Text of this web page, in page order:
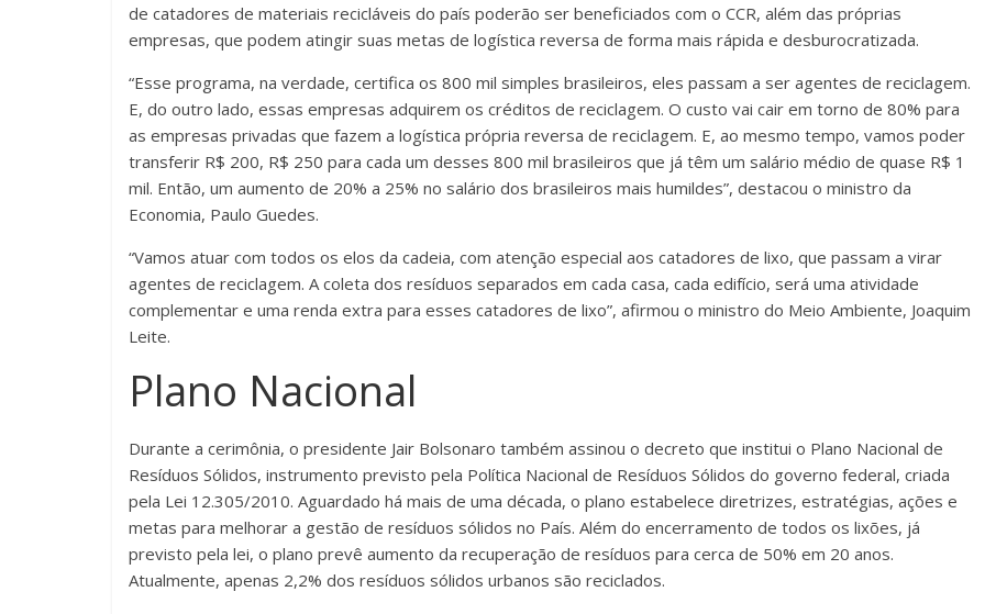
de catadores de materiais recicláveis do país poderão ser beneficiados com o CCR, além das próprias
empresas, que podem atingir suas metas de logística reversa de forma mais rápida e desburocratizada.
“Esse programa, na verdade, certifica os 800 mil simples brasileiros, eles passam a ser agentes de reciclagem.
E, do outro lado, essas empresas adquirem os créditos de reciclagem. O custo vai cair em torno de 80% para
as empresas privadas que fazem a logística própria reversa de reciclagem. E, ao mesmo tempo, vamos poder
transferir R$ 200, R$ 250 para cada um desses 800 mil brasileiros que já têm um salário médio de quase R$ 1
mil. Então, um aumento de 20% a 25% no salário dos brasileiros mais humildes”, destacou o ministro da
Economia, Paulo Guedes.
“Vamos atuar com todos os elos da cadeia, com atenção especial aos catadores de lixo, que passam a virar
agentes de reciclagem. A coleta dos resíduos separados em cada casa, cada edifício, será uma atividade
complementar e uma renda extra para esses catadores de lixo”, afirmou o ministro do Meio Ambiente, Joaquim
Leite.
Plano Nacional
Durante a cerimônia, o presidente Jair Bolsonaro também assinou o decreto que institui o Plano Nacional de
Resíduos Sólidos, instrumento previsto pela Política Nacional de Resíduos Sólidos do governo federal, criada
pela Lei 12.305/2010. Aguardado há mais de uma década, o plano estabelece diretrizes, estratégias, ações e
metas para melhorar a gestão de resíduos sólidos no País. Além do encerramento de todos os lixões, já
previsto pela lei, o plano prevê aumento da recuperação de resíduos para cerca de 50% em 20 anos.
Atualmente, apenas 2,2% dos resíduos sólidos urbanos são reciclados.